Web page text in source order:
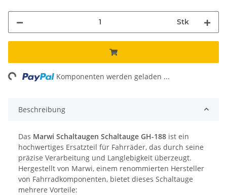
Stk
Komponenten werden geladen ...
Beschreibung
Das Marwi Schaltaugen Schaltauge GH-188 ist ein
hochwertiges Ersatzteil für Fahrräder, das durch seine
präzise Verarbeitung und Langlebigkeit überzeugt.
Hergestellt von Marwi, einem renommierten Hersteller
von Fahrradkomponenten, bietet dieses Schaltauge
mehrere Vorteile: